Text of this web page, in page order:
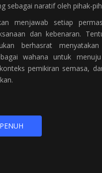
sebagai naratif oleh pihak-
menjawab setiap
dan kebenaran.
berhasrat menyatakan
wahana untuk menuju
pemikiran semasa,